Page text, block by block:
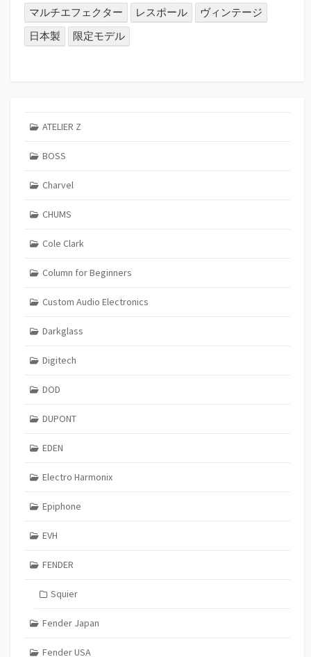
マルチエフェクター
レスポール
ヴィンテージ
日本製
限定モデル
ATELIER Z
BOSS
Charvel
CHUMS
Cole Clark
Column for Beginners
Custom Audio Electronics
Darkglass
Digitech
DOD
DUPONT
EDEN
Electro Harmonix
Epiphone
EVH
FENDER
Squier
Fender Japan
Fender USA